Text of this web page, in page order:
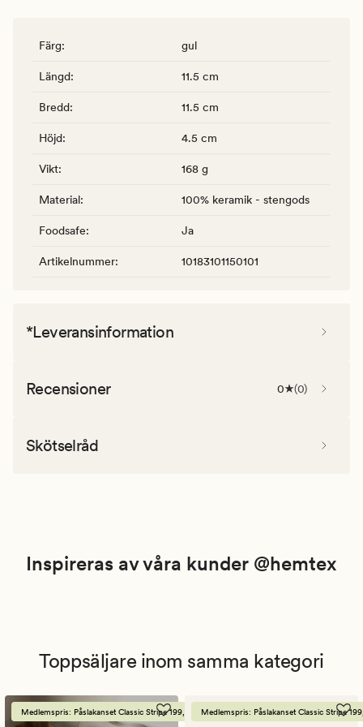
Färg: gul
Längd: 11.5 cm
Bredd: 11.5 cm
Höjd: 4.5 cm
Vikt: 168 g
Material: 100% keramik - stengods
Foodsafe: Ja
Artikelnummer: 10183101150101
*Leveransinformation
Recensioner 0 (0)
Skötselråd
Inspireras av våra kunder @hemtex
Toppsäljare inom samma kategori
Medlemspris: Påslakanset Classic Stripe 199,- Medlemspris: Påslakanset Classic Stripe